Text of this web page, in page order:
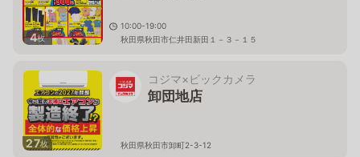
4枚
10:00-19:00
秋田県秋田市仁井田新田１－３－１５
27枚
コジマ×ビックカメラ
卸団地店
秋田県秋田市卸町2-3-12